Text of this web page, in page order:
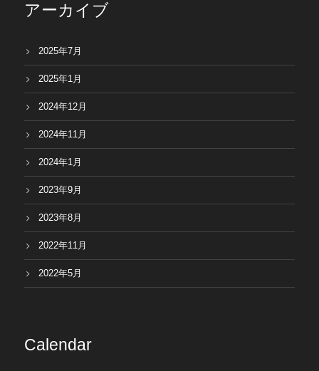
アーカイブ
2025年7月
2025年1月
2024年12月
2024年11月
2024年1月
2023年9月
2023年8月
2022年11月
2022年5月
Calendar